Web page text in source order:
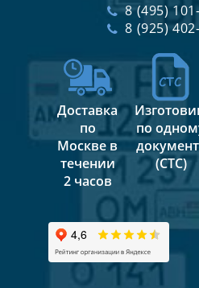
8 (495)
8 (925)
Доставка
по
Москве в
течении
2 часов
по
(СТС)